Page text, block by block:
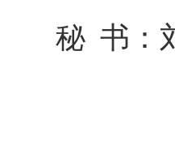
秘 书：